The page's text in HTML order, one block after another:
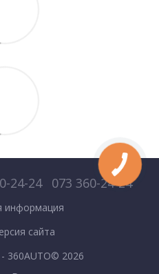
24-24 073 360-24-24
информация
сайта
360AUTO© 2026